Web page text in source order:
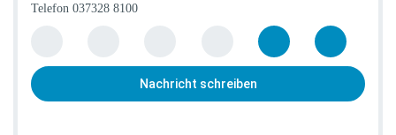
Telefon 037328 8100
Nachricht schreiben